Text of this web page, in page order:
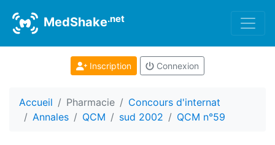
MedShake.net
Inscription Connexion
Accueil Pharmacie
Concours d'internat
Annales
QCM sud 2002 QCM n°59